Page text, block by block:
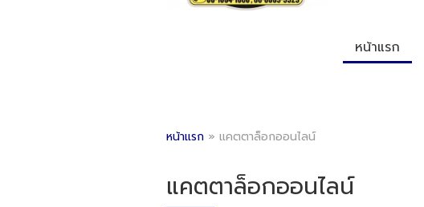
หน้าแรก
หน้าแรก » แคตตาล็อกออนไลน์
แคตตาล็อกออนไลน์